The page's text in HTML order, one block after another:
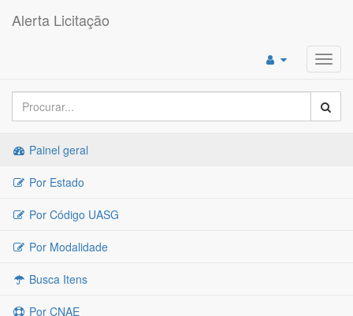
Alerta Licitação
Painel geral
Por Estado
Por Código UASG
Por Modalidade
Busca Itens
Por CNAE